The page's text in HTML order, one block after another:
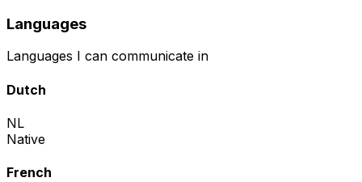
Languages
Languages I can communicate in
Dutch
NL
Native
French